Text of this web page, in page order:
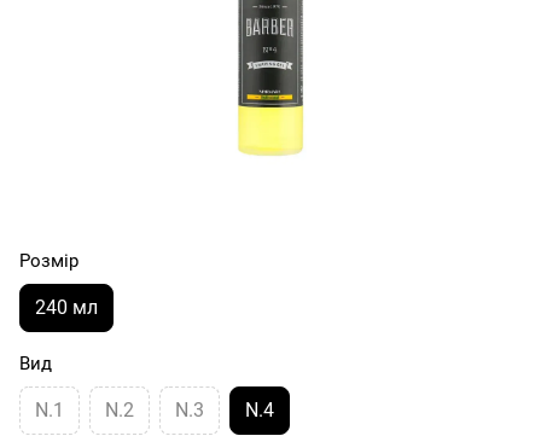
Розмір
240 мл
Вид
N.1 N.2 N.3 N.4